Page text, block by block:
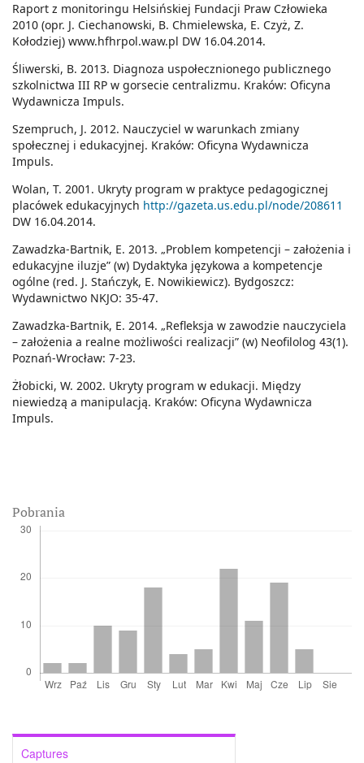
Pobrania
Captures
Raport z monitoringu Helsińskiej Fundacji Praw Człowieka
2010 (opr. J. Ciechanowski, B. Chmielewska, E. Czyż, Z.
Kołodziej) www.hfhrpol.waw.pl DW 16.04.2014.
Śliwerski, B. 2013. Diagnoza uspołecznionego publicznego
szkolnictwa III RP w gorsecie centralizmu. Kraków: Oficyna
Wydawnicza Impuls.
Szempruch, J. 2012. Nauczyciel w warunkach zmiany
społecznej i edukacyjnej. Kraków: Oficyna Wydawnicza
Impuls.
Wolan, T. 2001. Ukryty program w praktyce pedagogicznej
placówek edukacyjnych http://gazeta.us.edu.pl/node/208611
DW 16.04.2014.
Zawadzka-Bartnik, E. 2013. „Problem kompetencji – założenia i
edukacyjne iluzje” (w) Dydaktyka językowa a kompetencje
ogólne (red. J. Stańczyk, E. Nowikiewicz). Bydgoszcz:
Wydawnictwo NKJO: 35-47.
Zawadzka-Bartnik, E. 2014. „Refleksja w zawodzie nauczyciela
– założenia a realne możliwości realizacji” (w) Neofilolog 43(1).
Poznań-Wrocław: 7-23.
Żłobicki, W. 2002. Ukryty program w edukacji. Między
niewiedzą a manipulacją. Kraków: Oficyna Wydawnicza
Impuls.